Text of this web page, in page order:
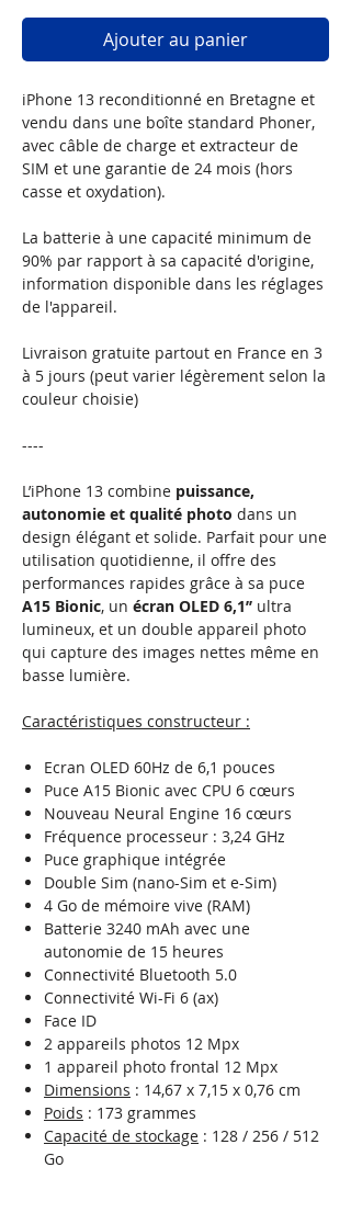
Ajouter au panier
iPhone 13 reconditionné en Bretagne et
vendu dans une boîte standard Phoner,
avec câble de charge et extracteur de
SIM et une garantie de 24 mois (hors
casse et oxydation).
La batterie à une capacité minimum de
90% par rapport à sa capacité d'origine,
information disponible dans les réglages
de l'appareil.
Livraison gratuite partout en France en 3
à 5 jours (peut varier légèrement selon la
couleur choisie)
----
L’iPhone 13 combine puissance,
autonomie et qualité photo dans un
design élégant et solide. Parfait pour une
utilisation quotidienne, il offre des
performances rapides grâce à sa puce
A15 Bionic, un écran OLED 6,1’’ ultra
lumineux, et un double appareil photo
qui capture des images nettes même en
basse lumière.
Caractéristiques constructeur :
Ecran OLED 60Hz de 6,1 pouces
Puce A15 Bionic avec CPU 6 cœurs
Nouveau Neural Engine 16 cœurs
Fréquence processeur : 3,24 GHz
Puce graphique intégrée
Double Sim (nano-Sim et e-Sim)
4 Go de mémoire vive (RAM)
Batterie 3240 mAh avec une
autonomie de 15 heures
Connectivité Bluetooth 5.0
Connectivité Wi-Fi 6 (ax)
Face ID
2 appareils photos 12 Mpx
1 appareil photo frontal 12 Mpx
Dimensions : 14,67 x 7,15 x 0,76 cm
Poids : 173 grammes
Capacité de stockage : 128 / 256 / 512
Go